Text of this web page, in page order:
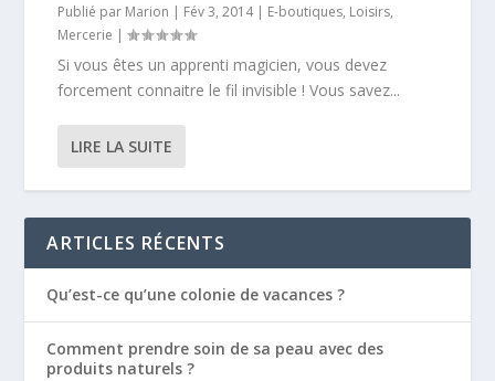
Publié par Marion | Fév 3, 2014| E-boutiques, Loisirs,
Mercerie |
Si vous êtes un apprenti magicien, vous devez
forcement connaitre le fil invisible ! Vous savez...
LIRE LA SUITE
ARTICLES RÉCENTS
Qu’est-ce qu’une colonie de vacances ?
Comment prendre soin de sa peau avec des
produits naturels ?